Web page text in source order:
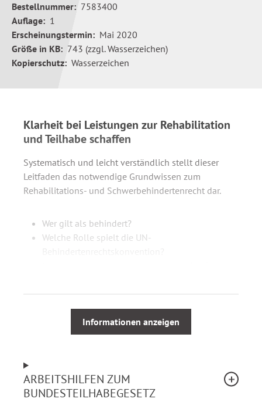
Bestellnummer: 7583400
Auflage: 1
Erscheinungstermin: Mai 2020
Größe in KB: 743 (zzgl. Wasserzeichen)
Kopierschutz: Wasserzeichen
Klarheit bei Leistungen zur Rehabilitation
und Teilhabe schaffen
Systematisch und leicht verständlich stellt dieser
Leitfaden das notwendige Grundwissen zum
Rehabilitations- und Schwerbehindertenrecht dar.
Wer gilt als behindert?
Welche Rolle spielt die UN-
Welche Ansprüche gehen vor?
Wie läuft die Bedarfserkennung und -ermittlung
Wie wird Einkommen und Vermögen
angerechnet?
Informationen anzeigen
ARBEITSHILFEN ZUM
BUNDESTEILHABEGESETZ